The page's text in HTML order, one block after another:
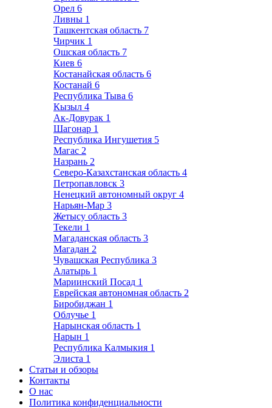
Орел 6
Ливны 1
Ташкентская область 7
Чирчик 1
Ошская область 7
Киев 6
Костанайская область 6
Костанай 6
Республика Тыва 6
Кызыл 4
Ак-Довурак 1
Шагонар 1
Республика Ингушетия 5
Магас 2
Назрань 2
Северо-Казахстанская область 4
Петропавловск 3
Ненецкий автономный округ 4
Нарьян-Мар 3
Жетысу область 3
Текели 1
Магаданская область 3
Магадан 2
Чувашская Республика 3
Алатырь 1
Мариинский Посад 1
Еврейская автономная область 2
Биробиджан 1
Облучье 1
Нарынская область 1
Нарын 1
Республика Калмыкия 1
Элиста 1
Статьи и обзоры
Контакты
О нас
Политика конфиденциальности